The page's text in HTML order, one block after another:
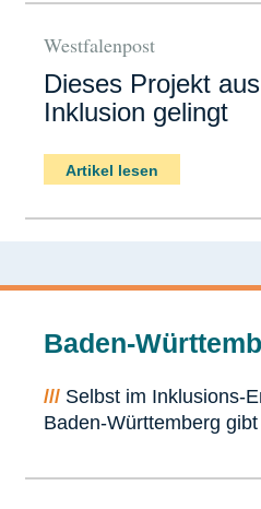
Westfalenpost
Dieses Projekt
Inklusion gelingt
Artikel lesen
Baden-
/// Selbst im Inklusions-
Baden-Württemberg